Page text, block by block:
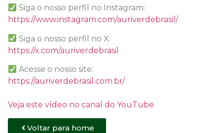
Siga o nosso perfil no Instagram:
https://www.instagram.com/auriverdebrasil/
Siga o nosso perfil no X:
https://x.com/auriverdebrasil
Acesse o nosso site:
https://auriverdebrasil.com.br/
Veja este vídeo no canal do YouTube
Voltar para home